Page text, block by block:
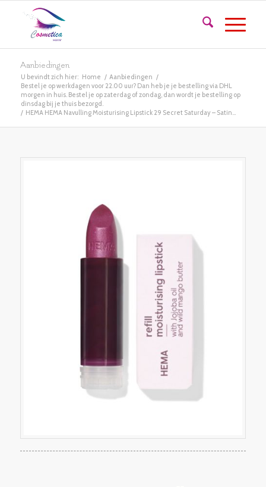
Aanbiedingen
U bevindt zich hier: Home / Aanbiedingen /
Bestel je op werkdagen voor 22.00 uur? Dan heb je je bestelling via DHL
morgen in huis. Bestel je op zaterdag of zondag, dan wordt je bestelling op
dinsdag bij je thuis bezorgd.
/ HEMA HEMA Navulling Moisturising Lipstick 29 Secret Saturday – Satin...